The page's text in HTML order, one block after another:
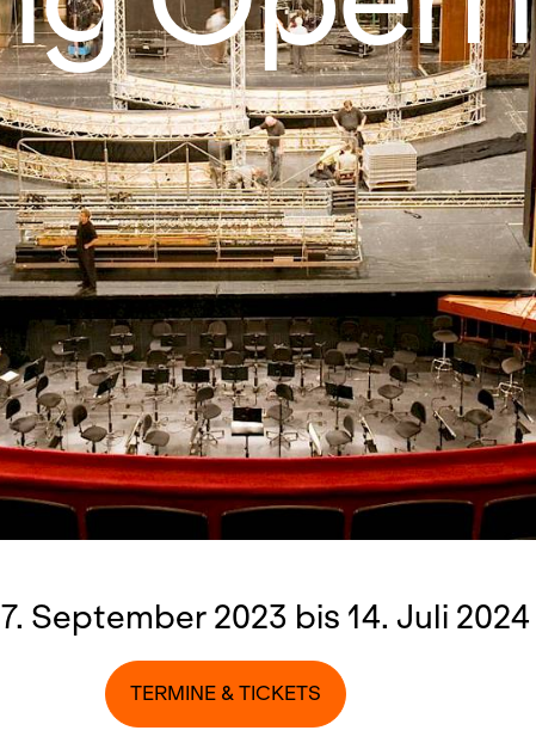
September 2023 bis 14. Juli 2024
TERMINE & TICKETS